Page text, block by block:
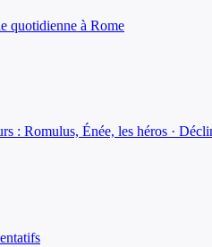
quotidienne à Rome
: Romulus, Énée, les héros ·